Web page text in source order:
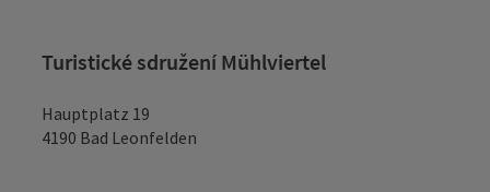
Turistické sdružení Mühlviertel
Hauptplatz 19
4190 Bad Leonfelden